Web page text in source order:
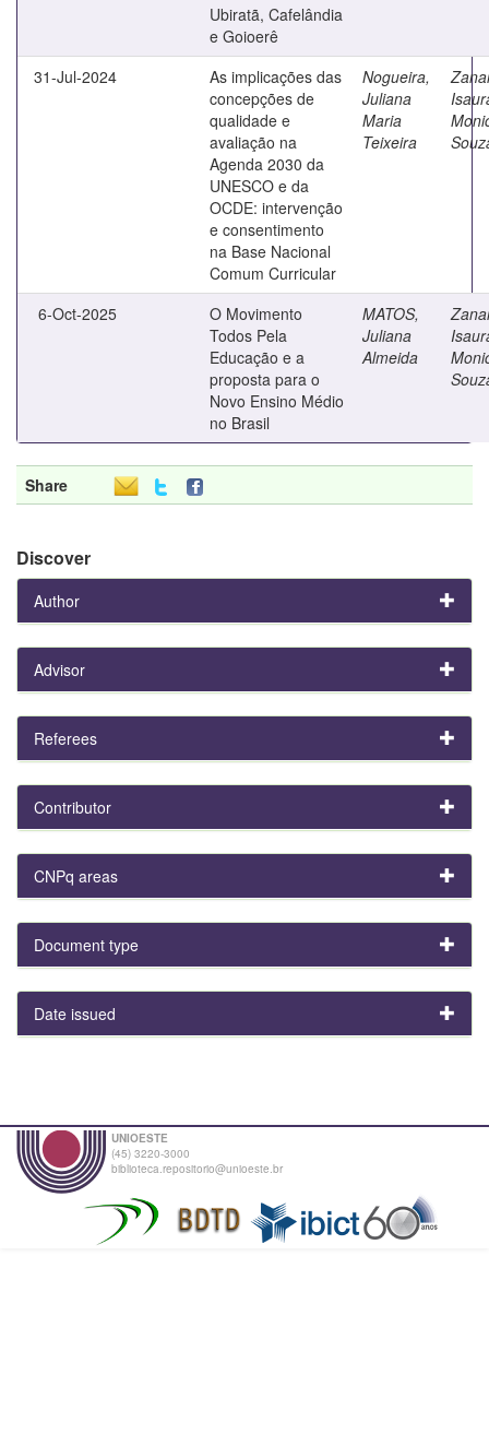
Ubiratã, Cafelândia
e Goioerê
31-Jul-2024
As implicações das
concepções de
qualidade e
avaliação na
Agenda 2030 da
UNESCO e da
OCDE: intervenção
e consentimento
na Base Nacional
Comum Curricular
Nogueira,
Juliana
Maria
Teixeira
6-Oct-2025
O Movimento
Todos Pela
Educação e a
proposta para o
Novo Ensino Médio
no Brasil
MATOS,
Juliana
Almeida
Share
Discover
Author
Advisor
Referees
Contributor
CNPq areas
Document type
Date issued
UNIOESTE
(45) 3220-3000
biblioteca.repositorio@unioeste.br